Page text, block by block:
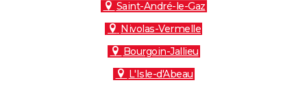
Saint-André-le-Gaz
Nivolas-Vermelle
Bourgoin-Jallieu
L'Isle-d'Abeau